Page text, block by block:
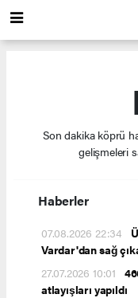
Son dakika köprü
gelişmeleri
Haberler
07.08.2026 22:34
Vardar'dan sağ
27.07.2026 10:01
atlayışları yapıldı